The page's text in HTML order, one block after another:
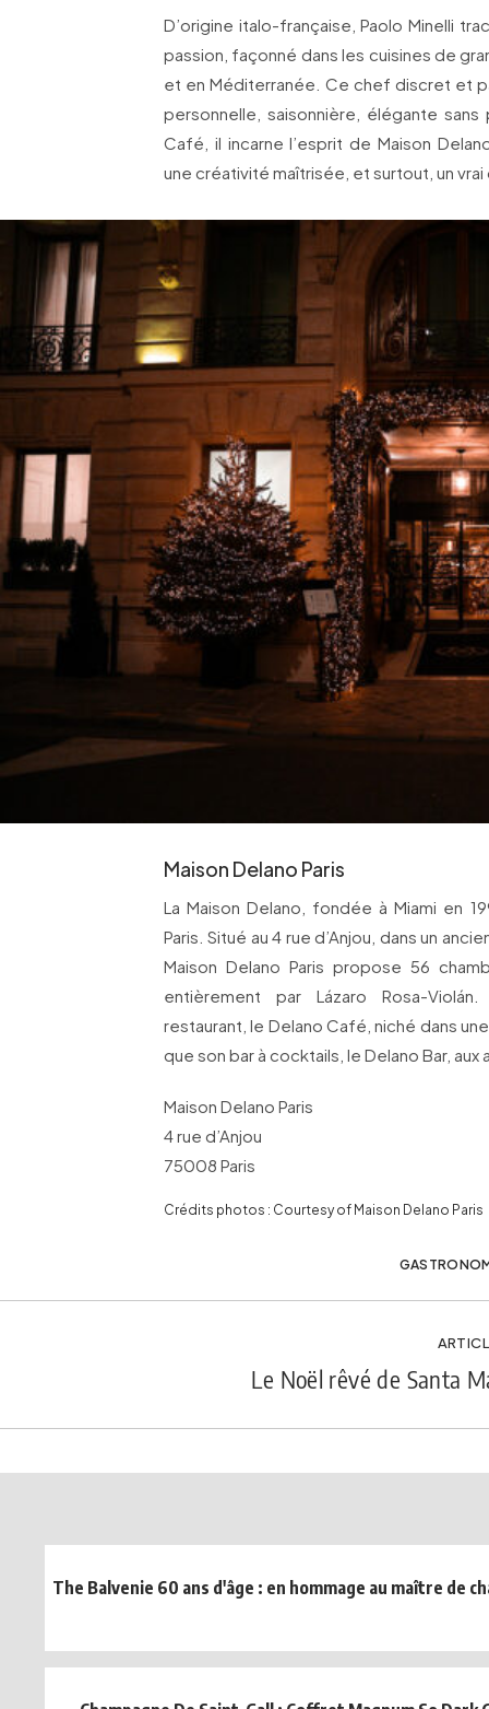
D’origine italo-française, Paolo Minelli
passion, façonné dans les cuisines de
et en Méditerranée. Ce chef discret et
personnelle, saisonnière, élégante
Café, il incarne l’esprit de Maison
une créativité maîtrisée, et surtout, un
Maison Delano Paris
La Maison Delano, fondée à Miami en
Paris. Situé au 4 rue d’Anjou, dans un
Maison Delano Paris propose 56
entièrement par Lázaro Rosa-
restaurant, le Delano Café, niché dans
que son bar à cocktails, le Delano Bar,
Maison Delano Paris
4 rue d’Anjou
75008 Paris
Crédits photos : Courtesy of Maison Delano Paris
Le Noël rêvé de Santa
The Balvenie 60 ans d'âge : en hommage au maître de